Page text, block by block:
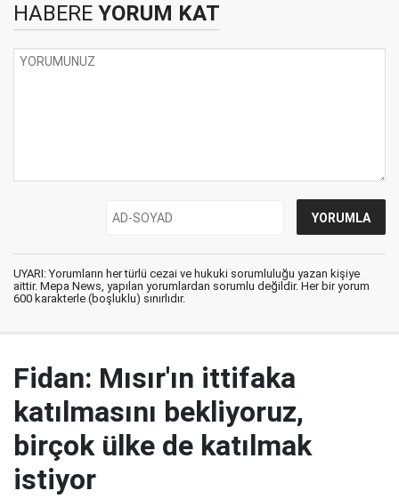
HABERE YORUM KAT
UYARI: Yorumların her türlü cezai ve hukuki sorumluluğu yazan kişiye
aittir. Mepa News, yapılan yorumlardan sorumlu değildir. Her bir yorum
600 karakterle (boşluklu) sınırlıdır.
Fidan: Mısır'ın ittifaka
katılmasını bekliyoruz,
birçok ülke de katılmak
istiyor